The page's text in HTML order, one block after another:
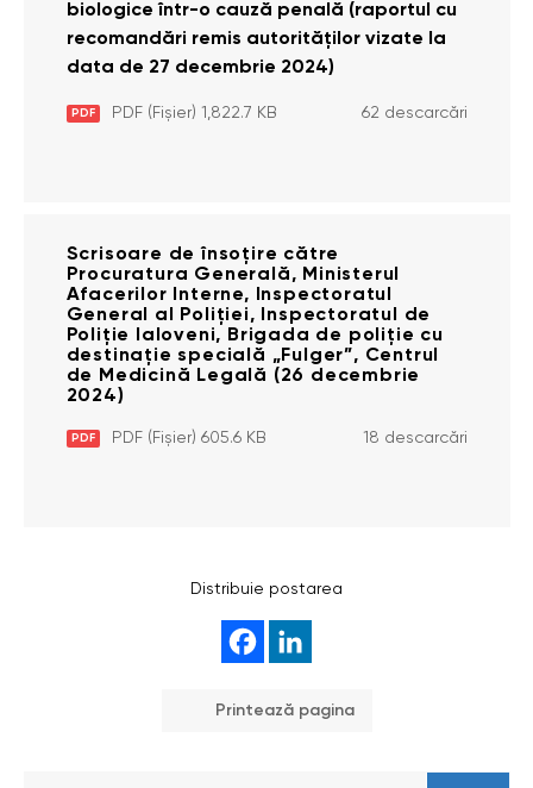
biologice într-o cauză penală (raportul cu
recomandări remis autorităților vizate la
data de 27 decembrie 2024)
PDF PDF (Fișier) 1,822.7 KB 62 descarcări
Scrisoare de însoțire către
Procuratura Generală, Ministerul
Afacerilor Interne, Inspectoratul
General al Poliției, Inspectoratul de
Poliție Ialoveni, Brigada de poliție cu
destinație specială „Fulger”, Centrul
de Medicină Legală (26 decembrie
2024)
PDF PDF (Fișier) 605.6 KB 18 descarcări
Distribuie postarea
Printează pagina